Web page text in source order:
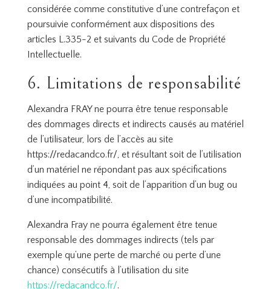
considérée comme constitutive d’une contrefaçon et
poursuivie conformément aux dispositions des
articles L.335-2 et suivants du Code de Propriété
Intellectuelle.
6. Limitations de responsabilité
Alexandra FRAY ne pourra être tenue responsable
des dommages directs et indirects causés au matériel
de l’utilisateur, lors de l’accès au site
https://redacandco.fr/, et résultant soit de l’utilisation
d’un matériel ne répondant pas aux spécifications
indiquées au point 4, soit de l’apparition d’un bug ou
d’une incompatibilité.
Alexandra Fray ne pourra également être tenue
responsable des dommages indirects (tels par
exemple qu’une perte de marché ou perte d’une
chance) consécutifs à l’utilisation du site
https://redacandco.fr/.